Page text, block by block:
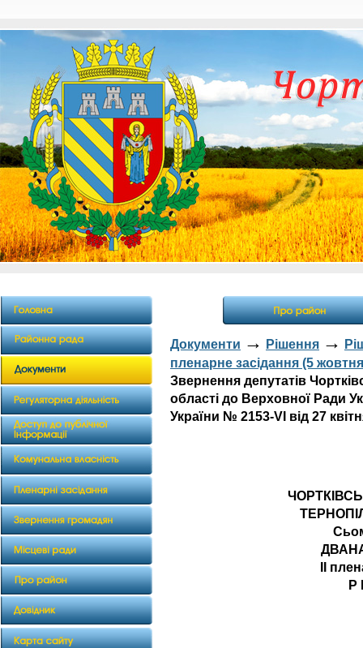
Документи → Рішення →
пленарне засідання (5
Звернення депутатів
області до Верховної Ради
України № 2153-VI від 27
ІІ
Р